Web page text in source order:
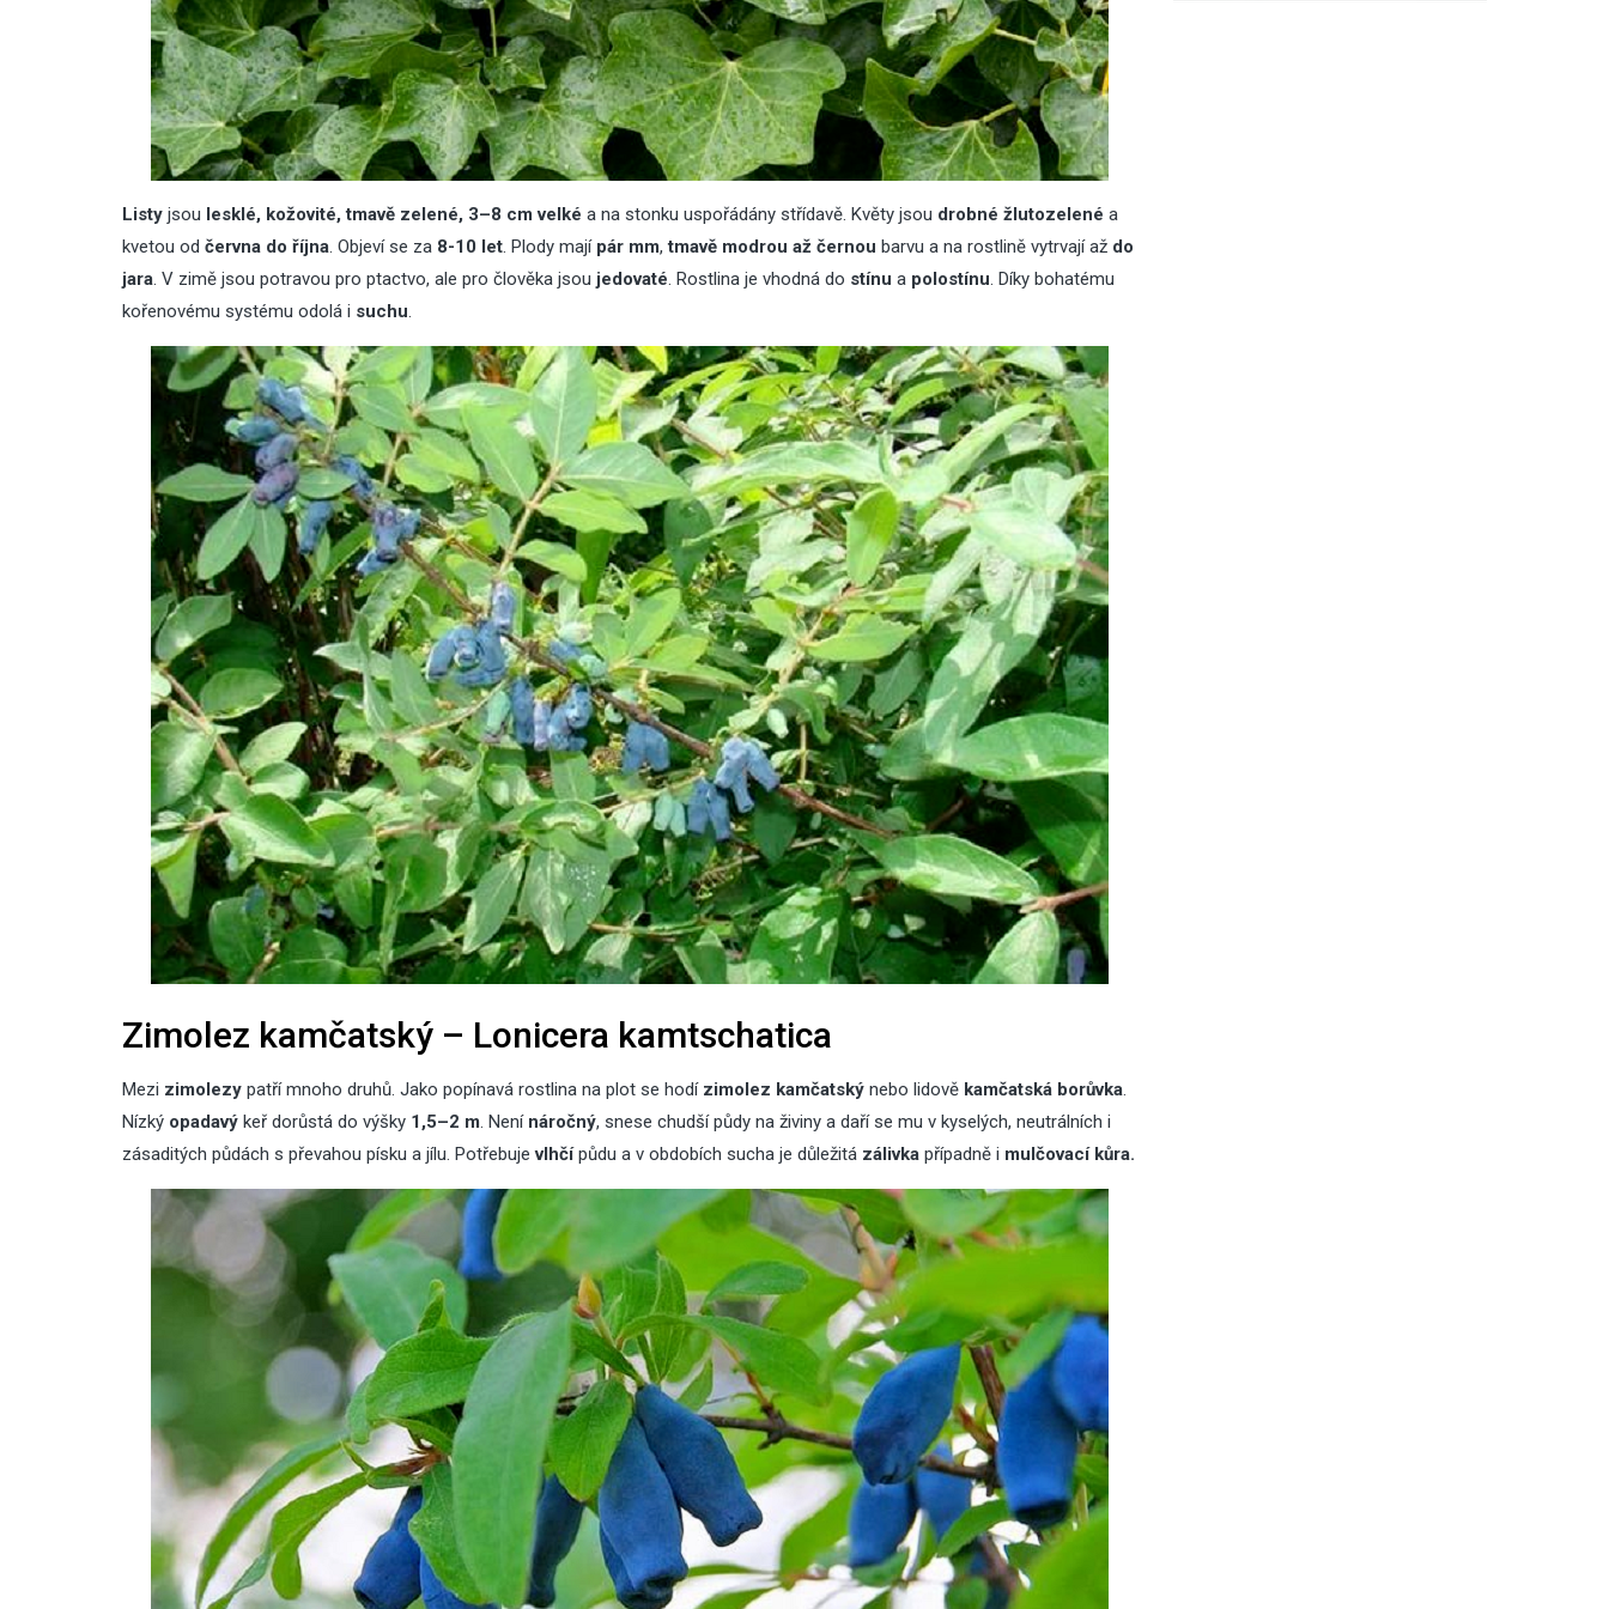
Listy jsou lesklé, kožovité, tmavě zelené, 3–8 cm velké a na stonku uspořádány střídavě. Květy jsou drobné žlutozelené a
kvetou od června do října. Objeví se za 8-10 let. Plody mají pár mm,tmavě modrou až černou barvu a na rostlině vytrvají až do
jara. V zimě jsou potravou pro ptactvo, ale pro člověka jsou jedovaté. Rostlina je vhodná do stínu a polostínu. Díky bohatému
kořenovému systému odolá i suchu.
Zimolez kamčatský – Lonicera kamtschatica
Mezi zimolezy patří mnoho druhů. Jako popínavá rostlina na plot se hodí zimolez kamčatský nebo lidově kamčatská borůvka.
Nízký opadavý keř dorůstá do výšky 1,5–2 m. Není náročný, snese chudší půdy na živiny a daří se mu v kyselých, neutrálních i
zásaditých půdách s převahou písku a jílu. Potřebujevlhčípůdu a v obdobích sucha je důležitá zálivka případně i mulčovací kůra.